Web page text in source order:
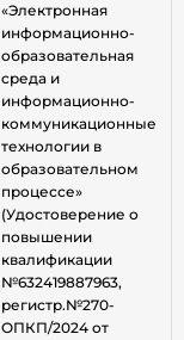
«Электронная
информационно-
образовательная
среда и
информационно-
коммуникационные
технологии в
образовательном
процессе»
(Удостоверение о
повышении
квалификации
№632419887963,
регистр.№270-
ОПКП/2024 от